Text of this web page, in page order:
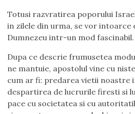
Totusi razvratirea poporului
in zilele din urma, se vor intoarce
Dumnezeu intr-un mod fascinabil.
Dupa ce descrie frumusetea
ne mantuie, apostolul vine cu
cum ar fi: predarea vietii noastre
despartirea de lucrurile firesti si
pace cu societatea si cu